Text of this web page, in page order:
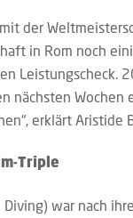
der
in Rom noch
Leistungscheck.
nächsten Wochen
erklärt Aristide
Triple
Diving) war nach